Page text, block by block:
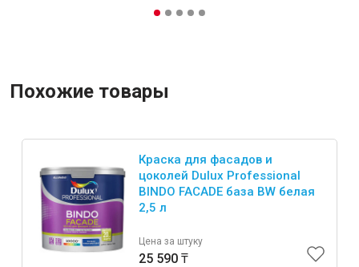
Похожие товары
Краска для фасадов и
цоколей Dulux Professional
BINDO FACADE база BW белая
2,5 л
Цена за штуку
25 590 ₸